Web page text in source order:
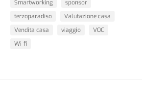
Smartworking
sponsor
terzoparadiso
Valutazione casa
Vendita casa
viaggio
VOC
Wi-fi